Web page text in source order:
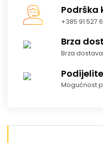
Podrška
+385 91 527
Brza
Brza
Mogućnost